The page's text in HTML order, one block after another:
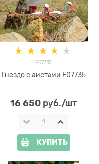
F07735
Гнездо с аистами F07735
16 650 руб./шт
КУПИТЬ